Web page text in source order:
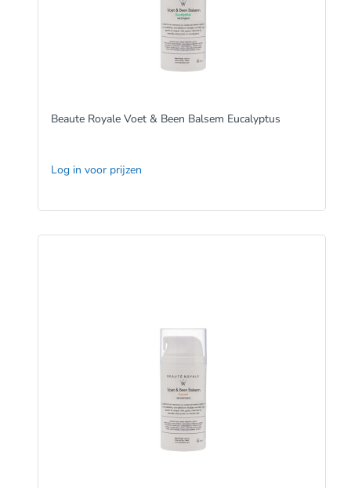
Beaute Royale Voet & Been Balsem Eucalyptus
Log in voor prijzen